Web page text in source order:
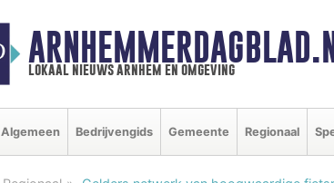
lokaal nieuws arnhem en omgeving
Algemeen Bedrijvengids Gemeente Regionaal